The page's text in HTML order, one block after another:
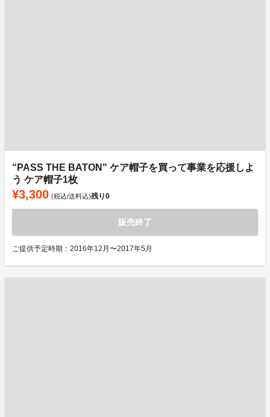
“PASS THE BATON" ケア帽子を買って事業を応援しよ
う ケア帽子1枚
¥3,300 (税込/送料込)残り0
販売終了
ご提供予定時期：2016年12月〜2017年5月